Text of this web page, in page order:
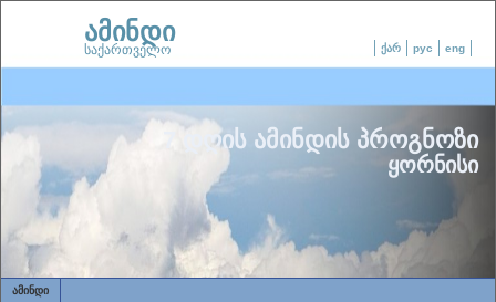
ქარ рус eng
ამინდი
საქართველო
7 დღის ამინდის პროგნოზი
ყორნისი
ᲐᲛᲘᲜᲓᲘ